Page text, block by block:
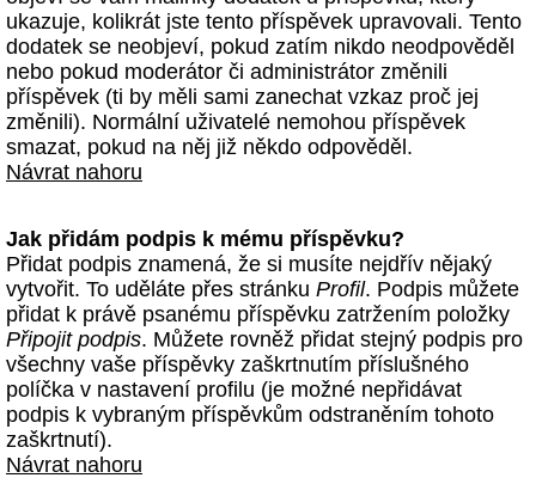
ukazuje, kolikrát jste tento příspěvek upravovali. Tento
dodatek se neobjeví, pokud zatím nikdo neodpověděl
nebo pokud moderátor či administrátor změnili
příspěvek (ti by měli sami zanechat vzkaz proč jej
změnili). Normální uživatelé nemohou příspěvek
smazat, pokud na něj již někdo odpověděl.
Návrat nahoru
Jak přidám podpis k mému příspěvku?
Přidat podpis znamená, že si musíte nejdřív nějaký
vytvořit. To uděláte přes stránku Profil. Podpis můžete
přidat k právě psanému příspěvku zatržením položky
Připojit podpis. Můžete rovněž přidat stejný podpis pro
všechny vaše příspěvky zaškrtnutím příslušného
políčka v nastavení profilu (je možné nepřidávat
podpis k vybraným příspěvkům odstraněním tohoto
zaškrtnutí).
Návrat nahoru